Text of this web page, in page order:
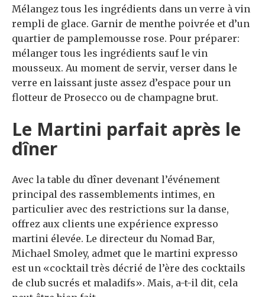
Mélangez tous les ingrédients dans un verre à vin
rempli de glace. Garnir de menthe poivrée et d’un
quartier de pamplemousse rose. Pour préparer:
mélanger tous les ingrédients sauf le vin
mousseux. Au moment de servir, verser dans le
verre en laissant juste assez d’espace pour un
flotteur de Prosecco ou de champagne brut.
Le Martini parfait après le
dîner
Avec la table du dîner devenant l’événement
principal des rassemblements intimes, en
particulier avec des restrictions sur la danse,
offrez aux clients une expérience expresso
martini élevée. Le directeur du Nomad Bar,
Michael Smoley, admet que le martini expresso
est un «cocktail très décrié de l’ère des cocktails
de club sucrés et maladifs». Mais, a-t-il dit, cela